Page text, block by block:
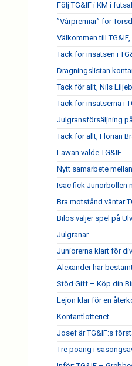
Följ TG&IF i KM i futsal
”Vårpremiär” för
Välkommen till TG&IF,
Tack för insatsen i
Dragningslistan
Tack för allt, Nils
Tack för insatserna i
Julgransförsäljning
Tack för allt, Florian
Lawan valde TG&IF
Nytt samarbete
Isac fick Junorbollen
Bra motstånd väntar
Bilos väljer spel på
Julgranar
Juniorerna klart för
Alexander har
Stöd Giff – Köp din
Lejon klar för en
Kontantlotteriet
Josef är TG&IF:s
Tre poäng i